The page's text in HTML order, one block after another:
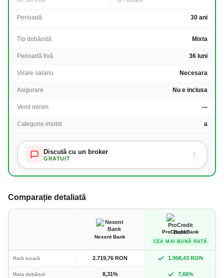
Perioadă 30 ani
Tip dobândă Mixta
Perioadă fixă 36 luni
Virare salariu Necesara
Asigurare Nu e inclusa
Venit minim —
Categorie imobil a
Discută cu un broker
GRATUIT
Comparație detaliată
Nexent Bank
ProCredit Bank
CEA MAI BUNĂ RATĂ
Rată lunară 2.719,76 RON 1.908,43 RON
Rata dobânzii 8,31% 7,66%